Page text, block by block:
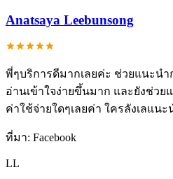
Anatsaya Leebunsong
พี่ๆบริการดีมากเลยค่ะ ช่วยแนะนำ
อ่านเข้าใจง่ายขึ้นมาก และยังช่วย
ค่าใช้จ่ายใดๆเลยค่า ใครลังเลแนะ
ที่มา: Facebook
LL